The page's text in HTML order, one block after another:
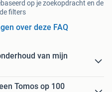
op je zoekopdracht en de
filters
over deze FAQ
van mijn
Tomos op 100